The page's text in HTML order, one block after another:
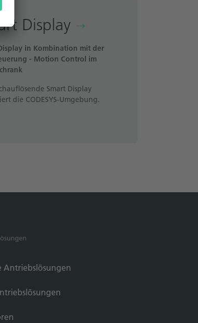
Display
in Kombination mit der
- Motion Control im
Smart Display
die CODESYS-Umgebung.
Antriebslösungen